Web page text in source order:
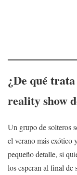
¿De qué trata
reality show
Un grupo de solteros
el verano más exótico
pequeño detalle, si
los esperan al final de